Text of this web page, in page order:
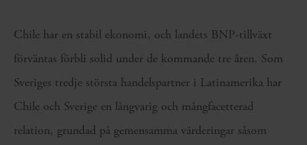
Chile har en stabil ekonomi, och landets BNP-tillväxt
förväntas förbli solid under de kommande tre åren. Som
Sveriges tredje största handelspartner i Latinamerika har
Chile och Sverige en långvarig och mångfacetterad
relation, grundad på gemensamma värderingar såsom